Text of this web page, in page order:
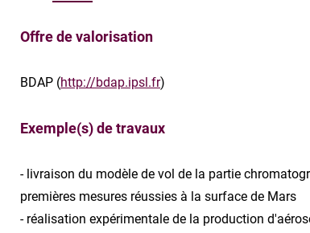
Offre de valorisation
BDAP (http://bdap.ipsl.fr)
Exemple(s) de travaux
- livraison du modèle de vol de la partie
premières mesures réussies à la surface de Mars
- réalisation expérimentale de la production